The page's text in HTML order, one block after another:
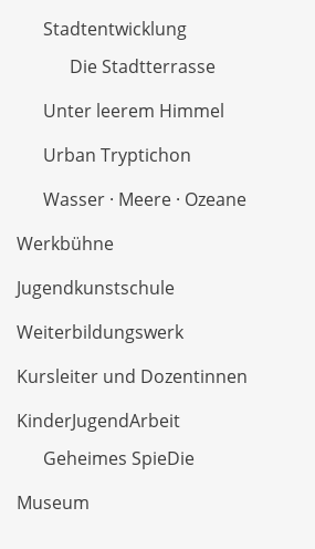
Stadtentwicklung
Die Stadtterrasse
Unter leerem Himmel
Urban Tryptichon
Wasser · Meere · Ozeane
Werkbühne
Jugendkunstschule
Weiterbildungswerk
Kursleiter und Dozentinnen
KinderJugendArbeit
Geheimes SpieDie
Museum